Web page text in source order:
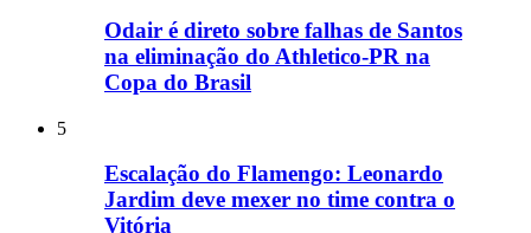
Odair é direto sobre falhas de Santos
na eliminação do Athletico-PR na
Copa do Brasil
5
Escalação do Flamengo: Leonardo
Jardim deve mexer no time contra o
Vitória